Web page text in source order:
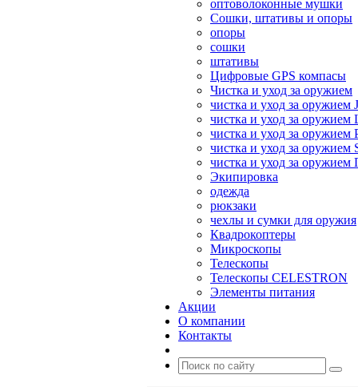
оптоволоконные мушки
Сошки, штативы и опоры
опоры
сошки
штативы
Цифровые GPS компасы
Чистка и уход за оружием
чистка и уход за оружием
чистка и уход за оружием
чистка и уход за оружием
чистка и уход за оружием
чистка и уход за
Экипировка
одежда
рюкзаки
чехлы и сумки для оружия
Квадрокоптеры
Микроскопы
Телескопы
Телескопы CELESTRON
Элементы питания
Акции
О компании
Контакты